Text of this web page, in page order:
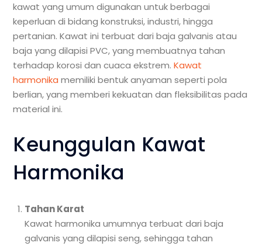
kawat yang umum digunakan untuk berbagai
keperluan di bidang konstruksi, industri, hingga
pertanian. Kawat ini terbuat dari baja galvanis atau
baja yang dilapisi PVC, yang membuatnya tahan
terhadap korosi dan cuaca ekstrem.Kawat
harmonika memiliki bentuk anyaman seperti pola
berlian, yang memberi kekuatan dan fleksibilitas pada
material ini.
Keunggulan Kawat
Harmonika
Tahan Karat
Kawat harmonika umumnya terbuat dari baja
galvanis yang dilapisi seng, sehingga tahan